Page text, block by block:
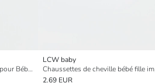
Chaussettes de cheville à motifs pour Bébés Garçons Lot de 7
LCW baby
2.69 EUR